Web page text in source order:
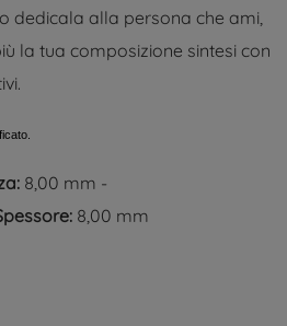
dedicala alla persona che ami,
la tua composizione sintesi con
8,00 mm -
8,00 mm